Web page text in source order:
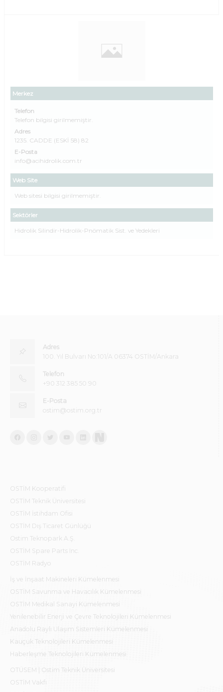
Merkez
Telefon
Telefon bilgisi girilmemiştir.
Adres
1235. CADDE (ESKİ 58) 82
E-Posta
info@acihidrolik.com.tr
Web Site
Web sitesi bilgisi girilmemiştir.
Sektörler
Hidrolik Silindir-Hidrolik-Pnömatik Sist. ve Yedekleri
Adres
100. Yıl Bulvarı No:101/A 06374 OSTİM/Ankara
Telefon
+90 312 385 50 90
E-Posta
ostim@ostim.org.tr
OSTİM Kooperatifi
OSTİM Teknik Üniversitesi
OSTİM İstihdam Ofisi
OSTİM Dış Ticaret Günlüğü
Ostim Teknopark A.Ş.
OSTİM Spare Parts Inc.
OSTİM Radyo
İş ve İnşaat Makineleri Kümelenmesi
OSTİM Savunma ve Havacılık Kümelenmesi
OSTİM Medikal Sanayi Kümelenmesi
Yenilenebilir Enerji ve Çevre Teknolojileri Kümelenmesi
Anadolu Raylı Ulaşım Sistemleri Kümelenmesi
Kauçuk Teknolojileri Kümelenmesi
Haberleşme Teknolojileri Kümelenmesi
OTÜSEM | Ostim Teknik Üniversitesi
OSTİM Vakfı